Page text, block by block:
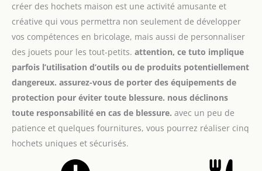
créer des hochets maison est une activité amusante et
créative qui vous permettra non seulement de développer
vos compétences en bricolage, mais aussi de personnaliser
des jouets pour les tout-petits. attention, ce tuto implique
parfois l’utilisation d’outils ou de produits potentiellement
dangereux. assurez-vous de porter des équipements de
protection pour éviter toute blessure. nous déclinons
toute responsabilité en cas de blessure. avec un peu de
patience et quelques fournitures, vous pourrez réaliser cinq
hochets uniques et sécurisés.